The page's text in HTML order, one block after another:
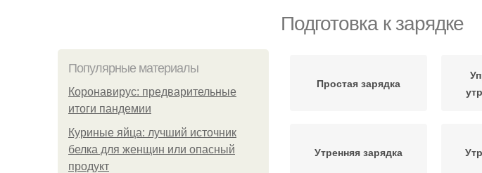
Подготовка к зарядке
Популярные материалы
Коронавирус: предварительные
итоги пандемии
Куриные яйца: лучший источник
белка для женщин или опасный
продукт
Простая зарядка
Утренняя зарядка